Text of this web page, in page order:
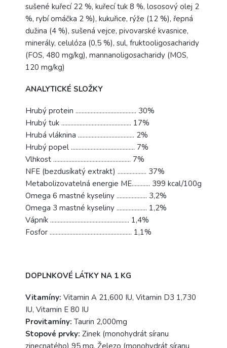
sušené kuřecí 22 %, kuřecí tuk 8 %, lososový olej 2
%, rybí omáčka 2 %), kukuřice, rýže (12 %), řepná
dužina (4 %), sušená vejce, pivovarské kvasnice,
minerály, celulóza (0,5 %), sul, fruktooligosacharidy
(FOS, 480 mg/kg), mannanoligosacharidy (MOS,
120 mg/kg)
ANALYTICKÉ SLOŽKY
Hrubý protein ........................................ 30%
Hrubý tuk .............................................. 17%
Hrubá vláknina ..................................... 2%
Hrubý popel .......................................... 7%
Vlhkost ................................................... 7%
NFE (bezdusíkatý extrakt) ................... 37%
Metabolizovatelná energie ME............ 399 kcal/100g
Omega 6 mastné kyseliny .................... 3,2%
Omega 3 mastné kyseliny .................... 1,2%
Vápník .................................................... 1,4%
Fosfor ...................................................... 1,1%
DOPLNKOVÉ LÁTKY NA 1 KG
Vitamíny: Vitamin A 21,600 IU, Vitamin D3 1,730
IU, Vitamin E 80 IU
Provitamíny: Taurin 2,000mg
Stopové prvky: Zinek (monohydrát síranu
zinecnatého) 95 mg, Železo (monohydrát síranu